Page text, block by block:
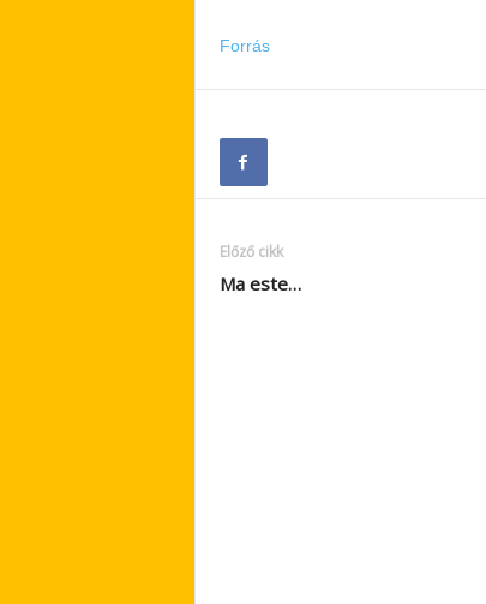
Forrás
Előző cikk
Ma este…